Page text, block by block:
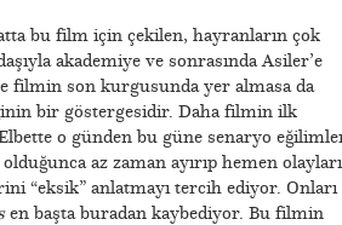
bu film için çekilen, hayranların çok
akademiye ve sonrasında Asiler’e
filmin son kurgusunda yer almasa da
bir göstergesidir. Daha filmin ilk
o günden bu güne senaryo
az zaman ayırıp hemen olayları
“eksik” anlatmayı tercih ediyor. Onları
en başta buradan kaybediyor. Bu filmin